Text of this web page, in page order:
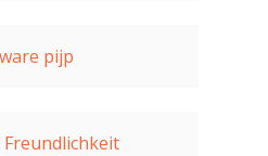
pijp
Freundlichkeit